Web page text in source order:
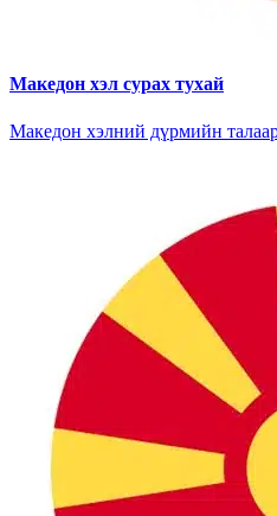
Македон хэл сурах тухай
Македон хэлний дүрмийн